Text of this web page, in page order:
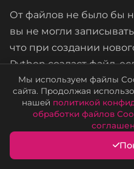
От файлов не было бы
вы не могли
что при создании
Python создаст файл,
существует. При
вам следует
Часто рекомендуется
поскольку данные по
Мы используем файлы
сайта. Продолжая
нашей политикой
обработки файлов